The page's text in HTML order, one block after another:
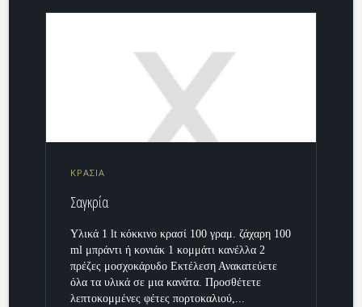
ΚΡΑΣΙΑ
Σαγκρία
Υλικά 1 lt κόκκινο κρασί 100 γραμ. ζάχαρη 100
ml μπράντι ή κονιάκ 1 κομμάτι κανέλλα 2
πρέζες μοσχοκάρυδο Εκτέλεση Ανακατεύετε
όλα τα υλικά σε μια κανάτα. Προσθέτετε
λεπτοκομμένες φέτες πορτοκαλιού,...